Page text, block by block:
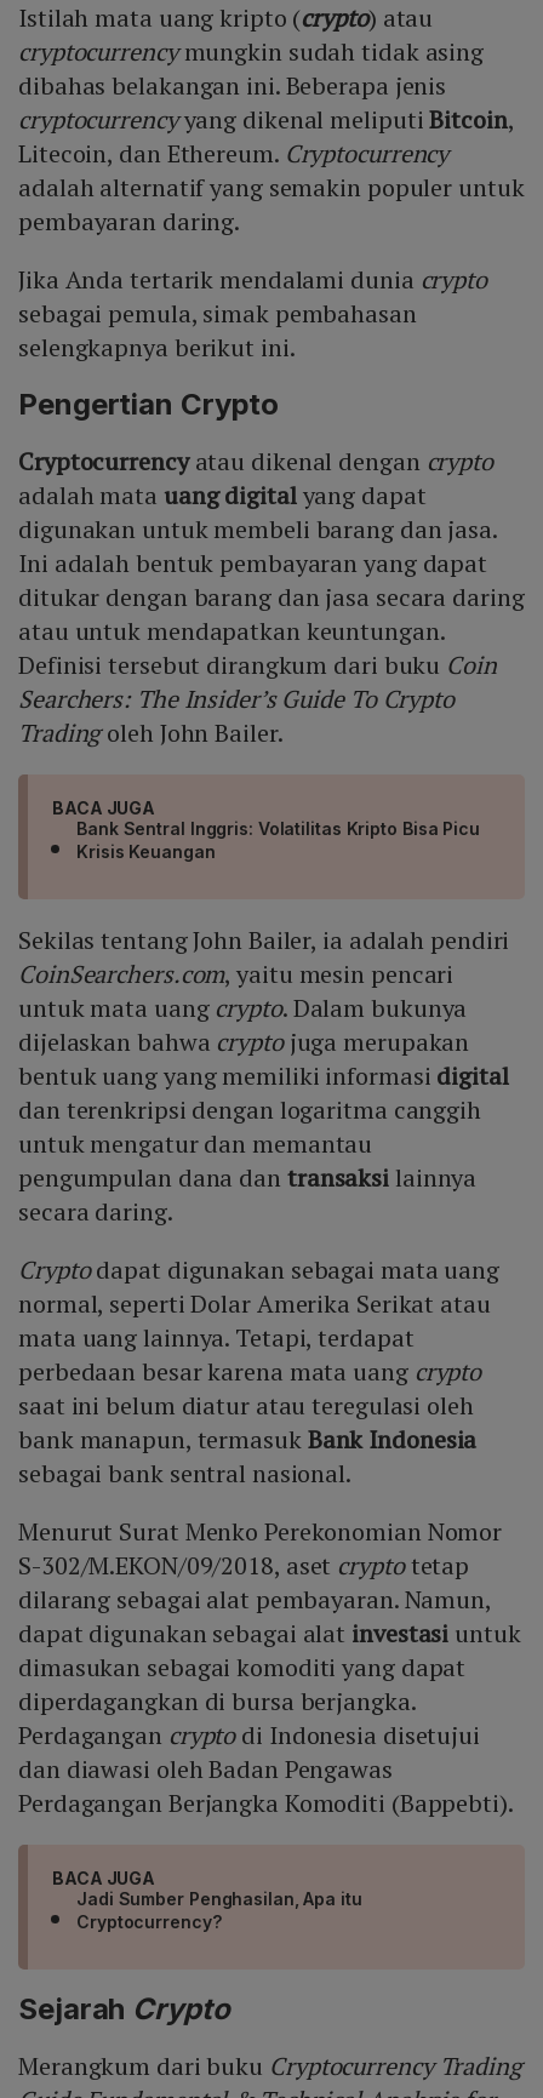
Istilah mata uang kripto (crypto) atau
cryptocurrencymungkin sudah tidak asing
dibahas belakangan ini. Beberapa jenis
cryptocurrencyyang dikenal meliputiBitcoin,
Litecoin, dan Ethereum. Cryptocurrency
adalah alternatif yang semakin populer untuk
pembayaran daring.
Jika Anda tertarik mendalami dunia crypto
sebagai pemula, simak pembahasan
selengkapnya berikut ini.
Pengertian Crypto
Cryptocurrencyatau dikenal dengan crypto
adalah mata uang digitalyang dapat
digunakan untuk membeli barang dan jasa.
Ini adalah bentuk pembayaran yang dapat
ditukar dengan barang dan jasa secara daring
atau untuk mendapatkan keuntungan.
Definisi tersebut dirangkum dari buku Coin
Searchers: The Insider’s Guide To Crypto
Tradingoleh John Bailer.
BACA JUGA
Bank Sentral Inggris: Volatilitas Kripto Bisa Picu
Krisis Keuangan
Sekilas tentang John Bailer, ia adalah pendiri
CoinSearchers.com, yaitu mesin pencari
untuk mata uang crypto. Dalam bukunya
dijelaskan bahwa cryptojuga merupakan
bentuk uang yang memiliki informasi digital
dan terenkripsi dengan logaritma canggih
untuk mengatur dan memantau
pengumpulan dana dan transaksi lainnya
secara daring.
Cryptodapat digunakan sebagai mata uang
normal, seperti Dolar Amerika Serikat atau
mata uang lainnya. Tetapi, terdapat
perbedaan besar karena mata uang crypto
saat ini belum diatur atau teregulasi oleh
bank manapun, termasukBank Indonesia
sebagai bank sentral nasional.
Menurut Surat Menko Perekonomian Nomor
S-302/M.EKON/09/2018, aset cryptotetap
dilarang sebagai alat pembayaran. Namun,
dapat digunakan sebagai alat investasi untuk
dimasukan sebagai komoditi yang dapat
diperdagangkan di bursa berjangka.
Perdagangan cryptodi Indonesia disetujui
dan diawasi oleh Badan Pengawas
Perdagangan Berjangka Komoditi (Bappebti).
BACA JUGA
Jadi Sumber Penghasilan, Apa itu
Cryptocurrency?
Sejarah Crypto
Merangkum dari buku Cryptocurrency Trading